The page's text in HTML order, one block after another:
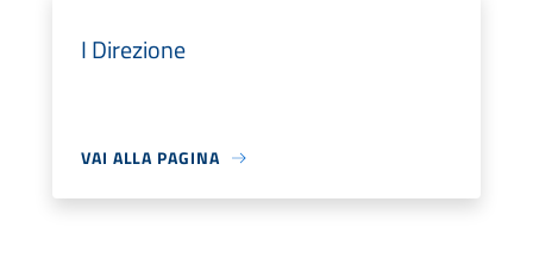
I Direzione
VAI ALLA PAGINA